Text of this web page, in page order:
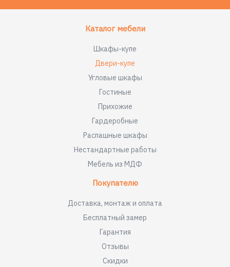
Каталог мебели
Шкафы-купе
Двери-купе
Угловые шкафы
Гостиные
Прихожие
Гардеробные
Распашные шкафы
Нестандартные работы
Мебель из МДФ
Покупателю
Доставка, монтаж и оплата
Бесплатный замер
Гарантия
Отзывы
Скидки